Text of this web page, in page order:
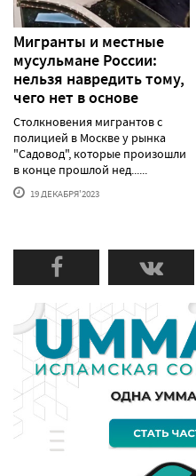
Мигранты и местные
мусульмане России:
нельзя навредить тому,
чего нет в основе
Столкновения мигрантов с
полицией в Москве у рынка
"Садовод", которые произошли
в конце прошлой нед......
19 ДЕКАБРЯ'2023